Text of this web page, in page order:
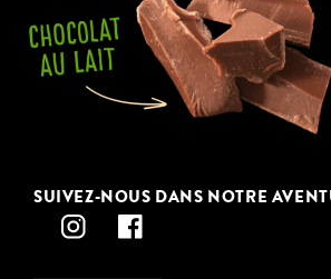
SUIVEZ-NOUS DANS NOTRE